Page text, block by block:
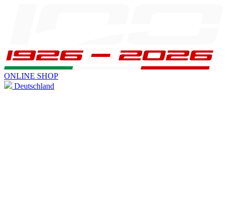
ONLINE SHOP
Deutschland